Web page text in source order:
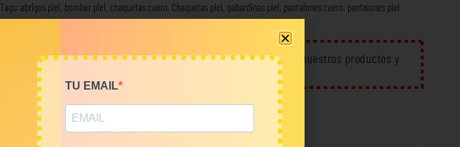
Tags: abrigos piel, bomber piel, chaquetas cuero, Chaquetas piel, gabardinas piel, pantalones cuero, pantalones piel
Visita nuestrocanal de YouTubepara conocer mejor nuestros productos y
TU EMAIL